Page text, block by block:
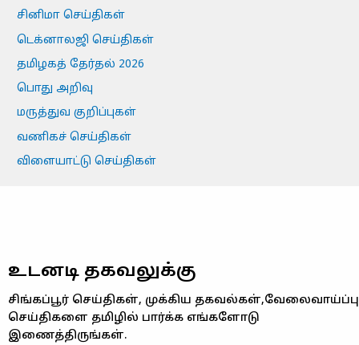
சினிமா செய்திகள்
டெக்னாலஜி செய்திகள்
தமிழகத் தேர்தல் 2026
பொது அறிவு
மருத்துவ குறிப்புகள்
வணிகச் செய்திகள்
விளையாட்டு செய்திகள்
உடனடி தகவலுக்கு
சிங்கப்பூர் செய்திகள், முக்கிய தகவல்கள்,வேலைவாய்ப்பு
செய்திகளை தமிழில் பார்க்க எங்களோடு
இணைத்திருங்கள்.